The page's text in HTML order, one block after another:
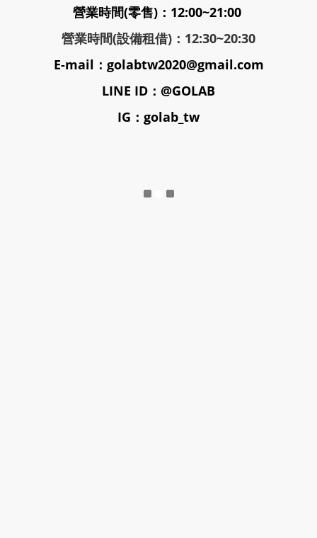
營業時間(零售)：12:00~21:00
營業時間(設備租借)：12:30~20:30
E-mail：golabtw2020@gmail.com
LINE ID：@GOLAB
IG：golab_tw